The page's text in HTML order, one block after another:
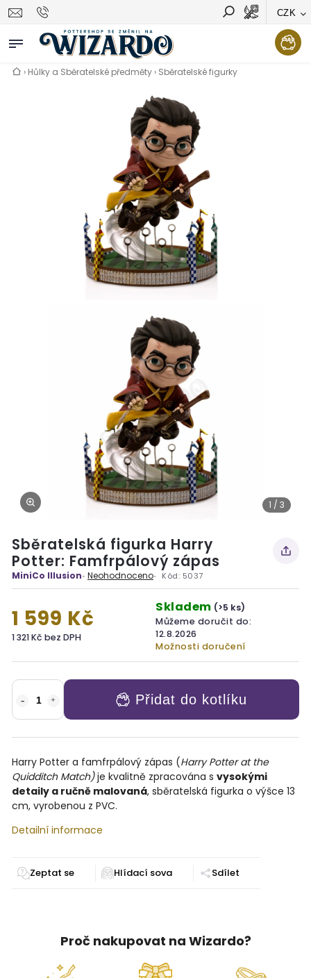
CZK
Vyhledávání Hledat
› Hůlky a Sběratelské předměty › Sběratelské figurky
1 / 3
Sběratelská figurka Harry
Potter: Famfrpálový zápas
MiniCo Illusion Neohodnoceno Kód: 5037
1 599 Kč
1 321 Kč bez DPH
Skladem (>5 ks)
Můžeme doručit do:
12.8.2026
Možnosti doručení
Přidat do kotlíku
Harry Potter a famfrpálový zápas (Harry Potter at the
Quidditch Match)je kvalitně zpracována s vysokými
detaily a ručně malovaná, sběratelská figurka o výšce 13
cm, vyrobenou z PVC.
Detailní informace
Zeptat se Sdílet
Proč nakupovat na Wizardo?